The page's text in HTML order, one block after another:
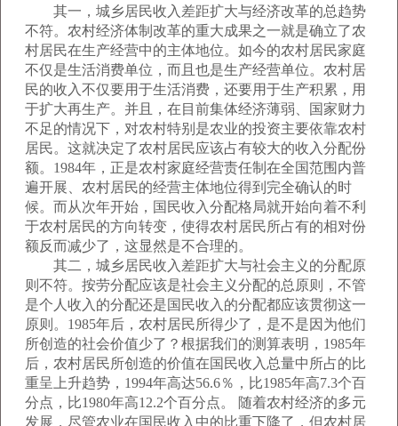
其一，城乡居民收入差距扩大与经济改革的总趋势
不符。农村经济体制改革的重大成果之一就是确立了农
村居民在生产经营中的主体地位。如今的农村居民家庭
不仅是生活消费单位，而且也是生产经营单位。农村居
民的收入不仅要用于生活消费，还要用于生产积累，用
于扩大再生产。并且，在目前集体经济薄弱、国家财力
不足的情况下，对农村特别是农业的投资主要依靠农村
居民。这就决定了农村居民应该占有较大的收入分配份
额。1984年，正是农村家庭经营责任制在全国范围内普
遍开展、农村居民的经营主体地位得到完全确认的时
候。而从次年开始，国民收入分配格局就开始向着不利
于农村居民的方向转变，使得农村居民所占有的相对份
额反而减少了，这显然是不合理的。
其二，城乡居民收入差距扩大与社会主义的分配原
则不符。按劳分配应该是社会主义分配的总原则，不管
是个人收入的分配还是国民收入的分配都应该贯彻这一
原则。1985年后，农村居民所得少了，是不是因为他们
所创造的社会价值少了？根据我们的测算表明，1985年
后，农村居民所创造的价值在国民收入总量中所占的比
重呈上升趋势，1994年高达56.6％，比1985年高7.3个百
分点，比1980年高12.2个百分点。 随着农村经济的多元
发展，尽管农业在国民收入中的比重下降了，但农村居